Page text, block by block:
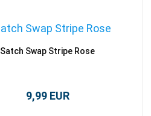
Satch Swap Stripe Rose
9,99 EUR